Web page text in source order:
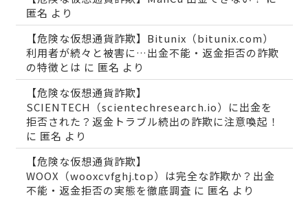
匿名 より
【危険な仮想通貨詐欺】Bitunix（bitunix.com）
利用者が続々と被害に…出金不能・返金拒否の詐欺
の特徴とは に 匿名 より
【危険な仮想通貨詐欺】
SCIENTECH（scientechresearch.io）に出金を
拒否された？返金トラブル続出の詐欺に注意喚起！
に 匿名 より
【危険な仮想通貨詐欺】
WOOX（wooxcvfghj.top）は完全な詐欺か？出金
不能・返金拒否の実態を徹底調査 に 匿名 より